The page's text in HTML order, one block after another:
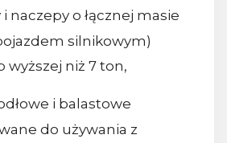
naczepy o łącznej masie
silnikowym)
wyższej niż 7 ton,
i balastowe
do używania z